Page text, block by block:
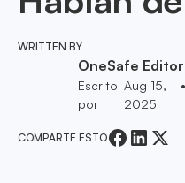
WRITTEN BY
OneSafe
Escrito
por
Aug 15,
2025
•
COMPARTE ESTO